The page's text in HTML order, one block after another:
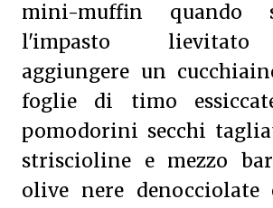
mini-muffin quando
l'impasto lievitato
aggiungere un
foglie di timo
pomodorini secchi
striscioline e mezzo
olive nere